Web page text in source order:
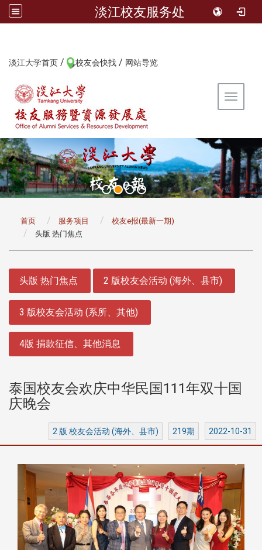
淡江校友服务处
淡江大学首页 / 校友会快找 / 网站导览
Toggle
首页 服务项目
校友e报(最新一期)
头版 热门焦点
头版 热门焦点 2 版校友会活动 (海外、县市)
3 版校友会活动 (系所、其他)
4版 捐款征信、其他消息
泰国校友会欢庆中华民国111年双十国
庆晚会
2 版 校友会活动 (海外、县市) 219期 2022-10-31